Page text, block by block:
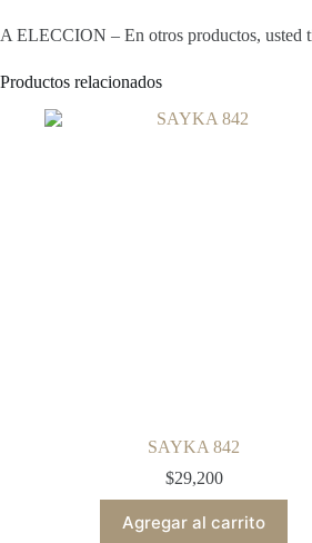
A ELECCION – En otros productos, usted
Productos relacionados
SAYKA 842
$29,200
Agregar al carrito